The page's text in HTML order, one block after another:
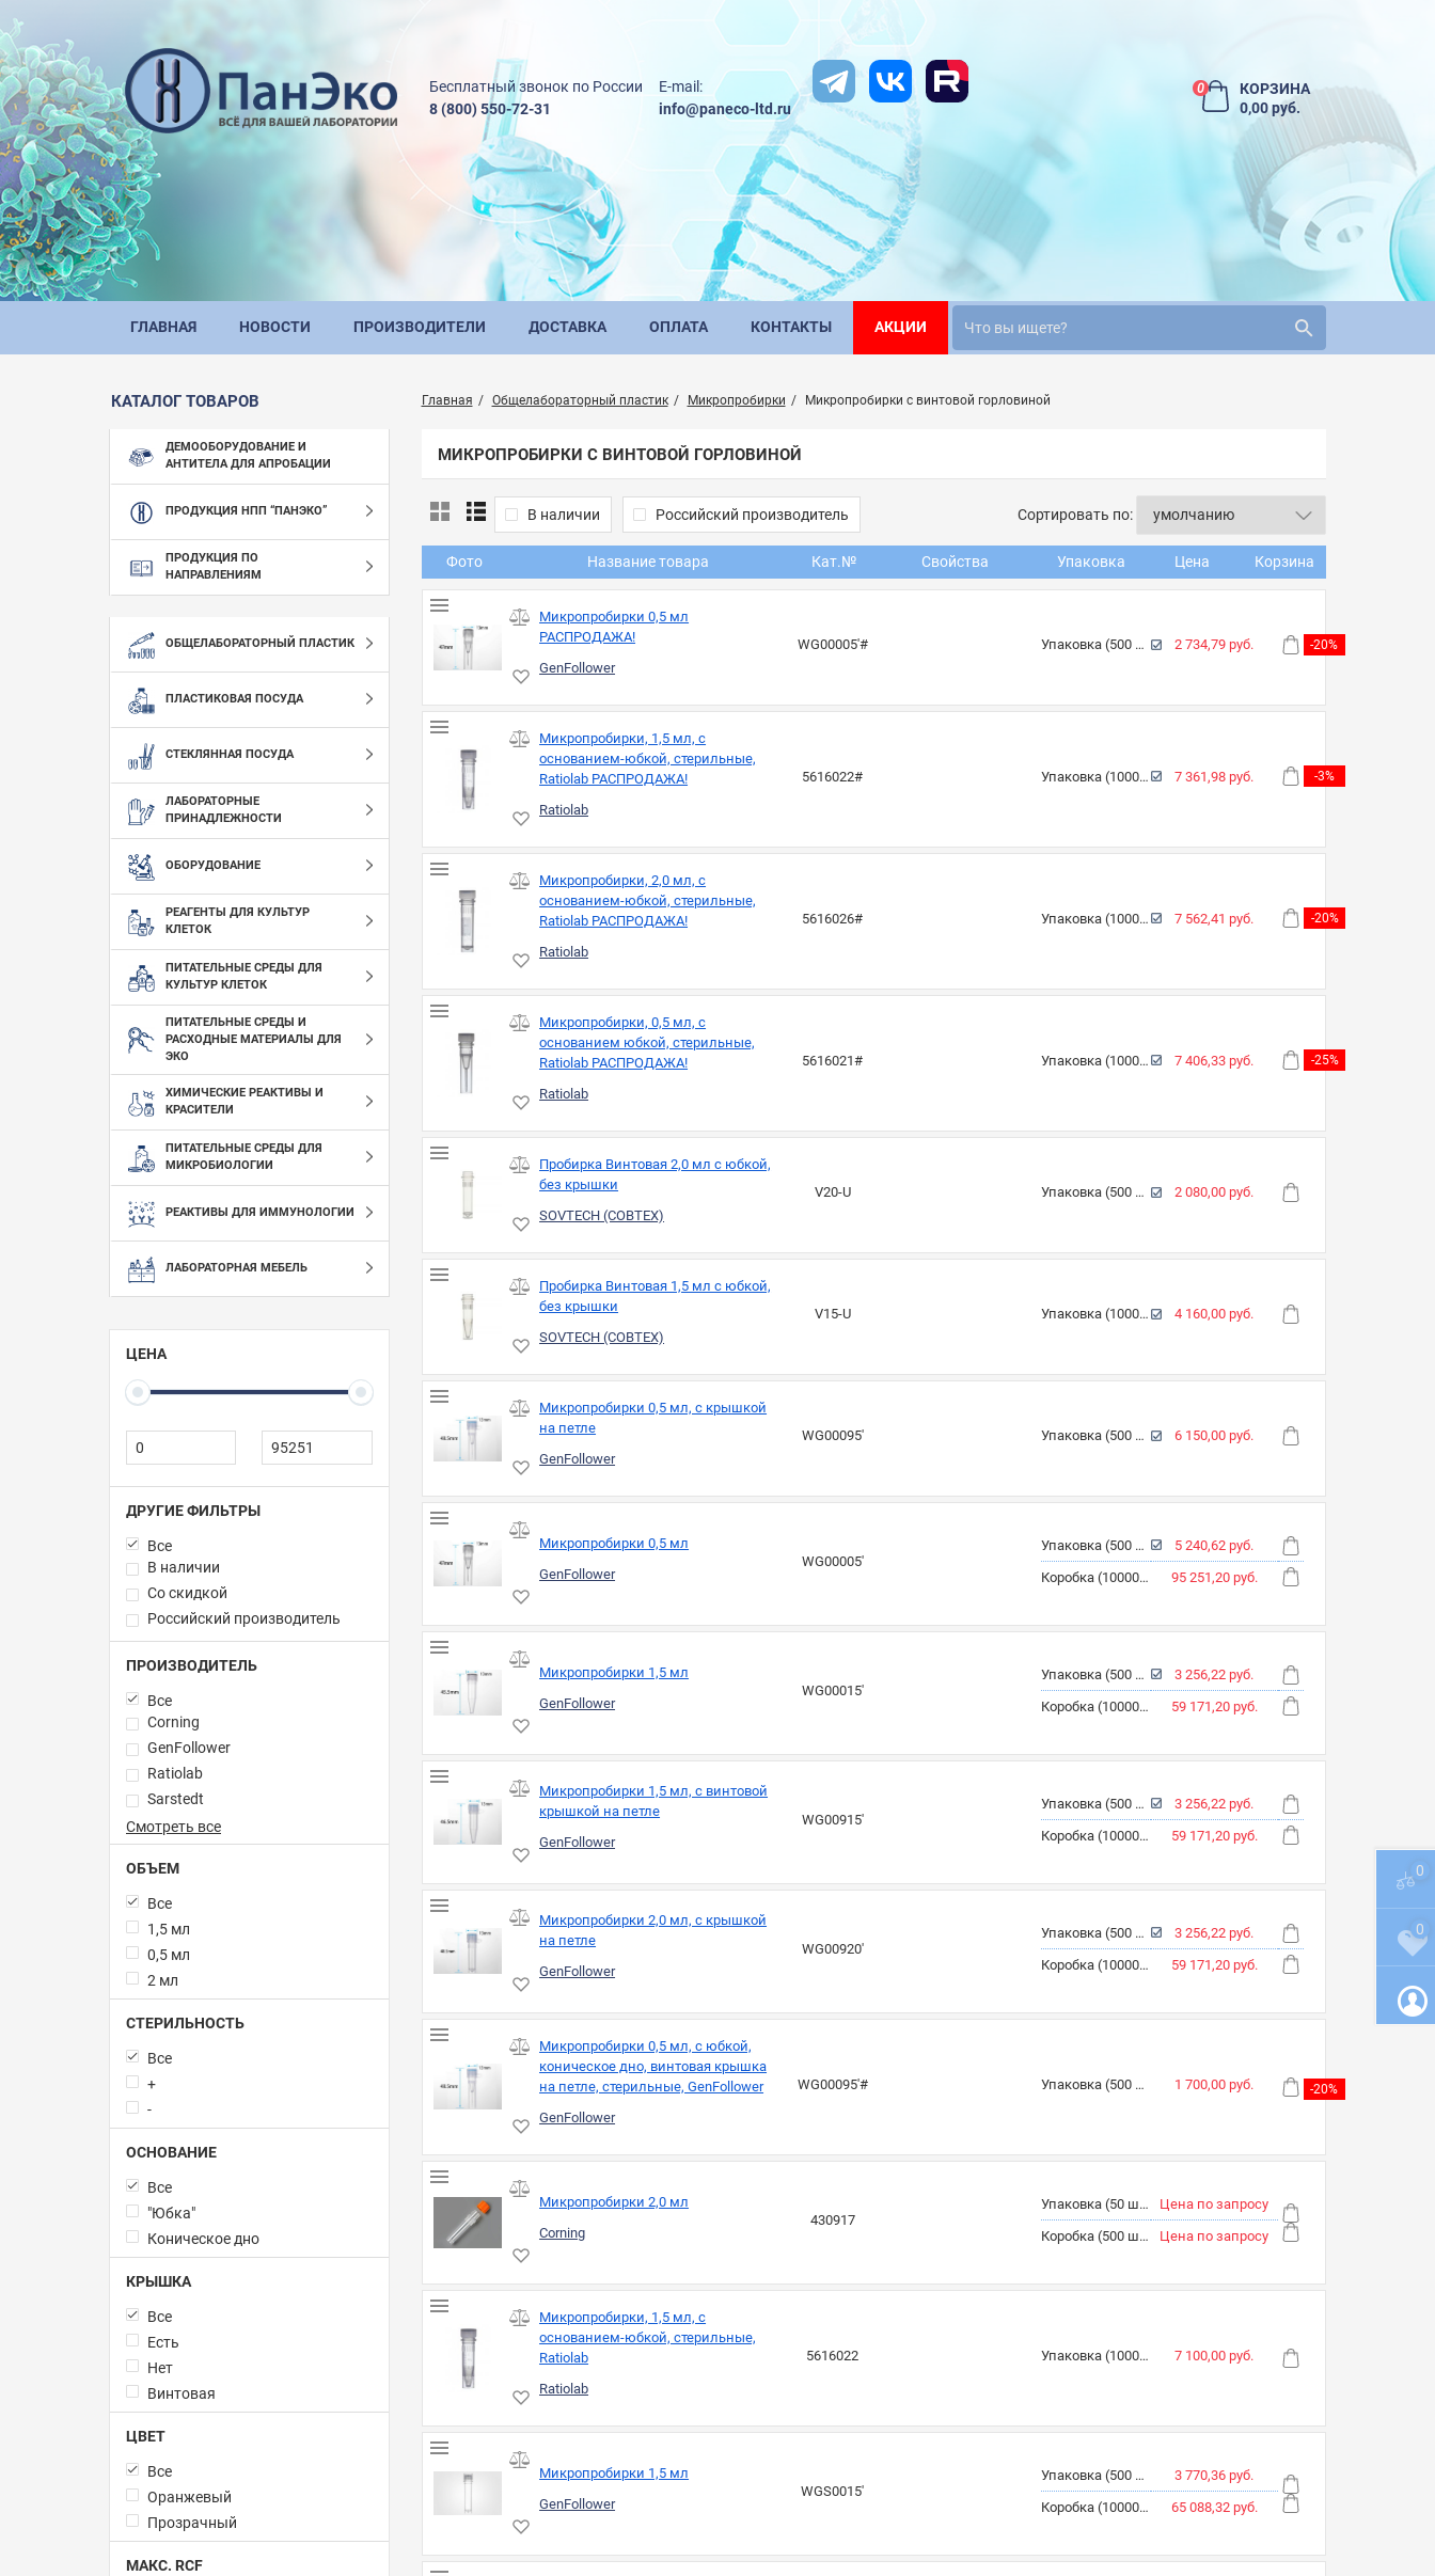
Бесплатный звонок по России
8 (800) 550-72-31
E-mail:
info@paneco-ltd.ru
0
КОРЗИНА
0,00 руб.
ГЛАВНАЯ НОВОСТИ ПРОИЗВОДИТЕЛИ ДОСТАВКА ОПЛАТА КОНТАКТЫ АКЦИИ
КАТАЛОГ ТОВАРОВ
ДЕМООБОРУДОВАНИЕ И
АНТИТЕЛА ДЛЯ АПРОБАЦИИ
ПРОДУКЦИЯ НПП “ПАНЭКО”
ПРОДУКЦИЯ ПО
НАПРАВЛЕНИЯМ
ОБЩЕЛАБОРАТОРНЫЙ ПЛАСТИК
ПЛАСТИКОВАЯ ПОСУДА
СТЕКЛЯННАЯ ПОСУДА
ЛАБОРАТОРНЫЕ
ПРИНАДЛЕЖНОСТИ
ОБОРУДОВАНИЕ
РЕАГЕНТЫ ДЛЯ КУЛЬТУР
КЛЕТОК
ПИТАТЕЛЬНЫЕ СРЕДЫ ДЛЯ
КУЛЬТУР КЛЕТОК
ПИТАТЕЛЬНЫЕ СРЕДЫ И
РАСХОДНЫЕ МАТЕРИАЛЫ ДЛЯ
ЭКО
ХИМИЧЕСКИЕ РЕАКТИВЫ И
КРАСИТЕЛИ
ПИТАТЕЛЬНЫЕ СРЕДЫ ДЛЯ
МИКРОБИОЛОГИИ
РЕАКТИВЫ ДЛЯ ИММУНОЛОГИИ
ЛАБОРАТОРНАЯ МЕБЕЛЬ
ЦЕНА
ДРУГИЕ ФИЛЬТРЫ
Все
В наличии
Со скидкой
Российский производитель
ПРОИЗВОДИТЕЛЬ
Все
Corning
GenFollower
Ratiolab
Sarstedt
Смотреть все
ОБЪЕМ
Все
1,5 мл
0,5 мл
2 мл
СТЕРИЛЬНОСТЬ
Все
+
-
ОСНОВАНИЕ
Все
"Юбка"
Коническое дно
КРЫШКА
Все
Есть
Нет
Винтовая
ЦВЕТ
Все
Оранжевый
Прозрачный
МАКС. RCF
Главная Общелабораторный пластик Микропробирки Микропробирки с винтовой горловиной
МИКРОПРОБИРКИ С ВИНТОВОЙ ГОРЛОВИНОЙ
В наличии Российский производитель Сортировать по:
Фото Название товара Кат.№ Свойства Упаковка Цена Корзина
Микропробирки 0,5 мл
РАСПРОДАЖА!
GenFollower
WG00005'# Упаковка (500 шт.) 2 734,79 руб. -20%
Микропробирки, 1,5 мл, с
основанием-юбкой, стерильные,
Ratiolab РАСПРОДАЖА!
Ratiolab
5616022# Упаковка (1000 шт.) 7 361,98 руб. -3%
Микропробирки, 2,0 мл, с
основанием-юбкой, стерильные,
Ratiolab РАСПРОДАЖА!
Ratiolab
5616026# Упаковка (1000 шт.) 7 562,41 руб. -20%
Микропробирки, 0,5 мл, с
основанием юбкой, стерильные,
Ratiolab РАСПРОДАЖА!
Ratiolab
5616021# Упаковка (1000 шт.) 7 406,33 руб. -25%
Пробирка Винтовая 2,0 мл с юбкой,
без крышки
SOVTECH (СОВТЕХ)
V20-U Упаковка (500 шт.) 2 080,00 руб.
Пробирка Винтовая 1,5 мл с юбкой,
без крышки
SOVTECH (СОВТЕХ)
V15-U Упаковка (1000 шт.) 4 160,00 руб.
Микропробирки 0,5 мл, с крышкой
на петле
GenFollower
WG00095' Упаковка (500 шт.) 6 150,00 руб.
Микропробирки 0,5 мл
GenFollower
WG00005'
Упаковка (500 шт.)
Коробка (10000 шт.)
5 240,62 руб.
95 251,20 руб.
Микропробирки 1,5 мл
GenFollower
WG00015'
Упаковка (500 шт.)
Коробка (10000 шт.)
3 256,22 руб.
59 171,20 руб.
Микропробирки 1,5 мл, с винтовой
крышкой на петле
GenFollower
WG00915'
Упаковка (500 шт.)
Коробка (10000 шт.)
3 256,22 руб.
59 171,20 руб.
Микропробирки 2,0 мл, с крышкой
на петле
GenFollower
WG00920'
Упаковка (500 шт.)
Коробка (10000 шт.)
3 256,22 руб.
59 171,20 руб.
Микропробирки 0,5 мл, с юбкой,
коническое дно, винтовая крышка
на петле, стерильные, GenFollower
GenFollower
WG00095'# Упаковка (500 шт.) 1 700,00 руб. -20%
Микропробирки 2,0 мл
Corning
430917
Упаковка (50 шт.)
Коробка (500 шт.)
Цена по запросу
Цена по запросу
Микропробирки, 1,5 мл, с
основанием-юбкой, стерильные,
Ratiolab
Ratiolab
5616022 Упаковка (1000 шт.) 7 100,00 руб.
Микропробирки 1,5 мл
GenFollower
WGS0015'
Упаковка (500 шт.)
Коробка (10000 шт.)
3 770,36 руб.
65 088,32 руб.
0
0